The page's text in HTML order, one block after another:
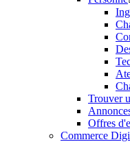
Trouver
Offres
Commerce